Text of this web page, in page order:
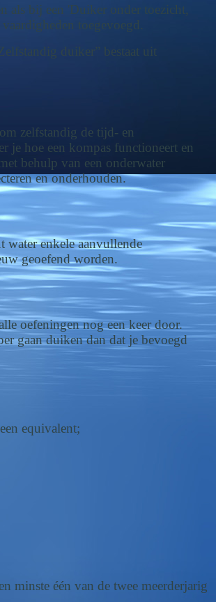
als bij een 'Duiker onder toezicht,
toegevoegd.
duiker” bestaat uit
zelfstandig de tijd- en
je hoe een kompas functioneert en
behulp van een onderwater
en onderhouden.
water enkele aanvullende
geoefend worden.
oefeningen nog een keer door.
gaan duiken dan dat je bevoegd
equivalent;
minste één van de twee meerderjarig